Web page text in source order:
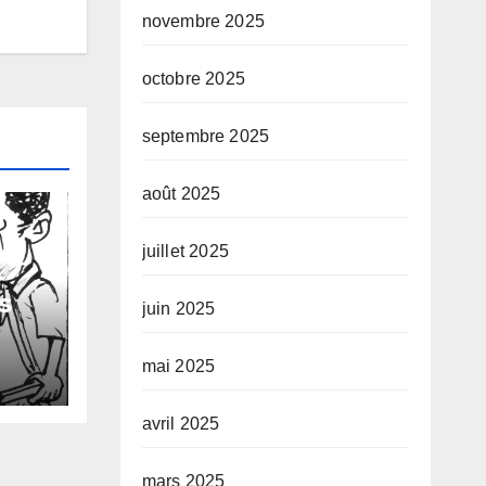
novembre 2025
octobre 2025
septembre 2025
août 2025
juillet 2025
juin 2025
mai 2025
avril 2025
mars 2025